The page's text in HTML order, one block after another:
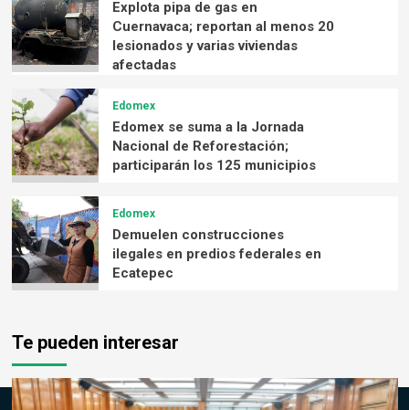
Explota pipa de gas en
Cuernavaca; reportan al menos 20
lesionados y varias viviendas
afectadas
Edomex
Edomex se suma a la Jornada
Nacional de Reforestación;
participarán los 125 municipios
Edomex
Demuelen construcciones
ilegales en predios federales en
Ecatepec
Te pueden interesar